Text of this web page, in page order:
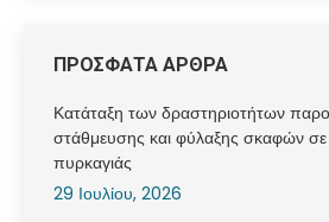
ΠΡΟΣΦΑΤΑ ΑΡΘΡΑ
Κατάταξη των δραστηριοτήτων
στάθμευσης και φύλαξης σκαφών σε
πυρκαγιάς
29 Ιουλίου, 2026